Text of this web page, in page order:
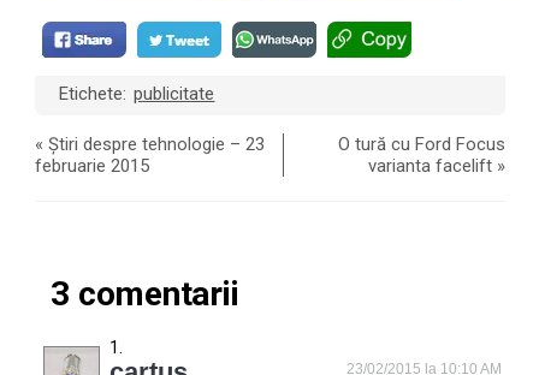
Etichete: publicitate
«Știri despre tehnologie – 23
februarie 2015
O tură cu Ford Focus
varianta facelift »
3 comentarii
23/02/2015 la 10:10 AM